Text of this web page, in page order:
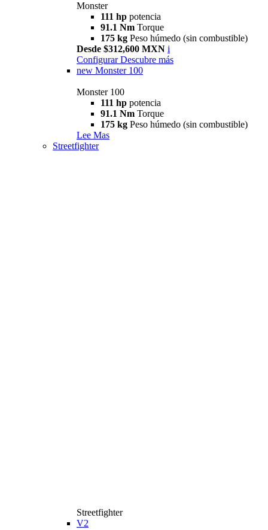
Monster
111 hp potencia
91.1 Nm Torque
175 kg Peso húmedo (sin combustible)
Desde $312,600 MXN i
Configurar Descubre más
new Monster 100
Monster 100
111 hp potencia
91.1 Nm Torque
175 kg Peso húmedo (sin combustible)
Lee Mas
Streetfighter
Streetfighter
V2